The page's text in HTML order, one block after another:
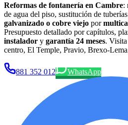
Reformas de fontanería en Cambre:
de agua del piso, sustitución de
galvanizado o cobre viejo por
Presupuesto detallado por capítulos,
instalador y garantía 24 meses.
centro, El Temple, Pravio, Brexo-
881 352 012 WhatsApp